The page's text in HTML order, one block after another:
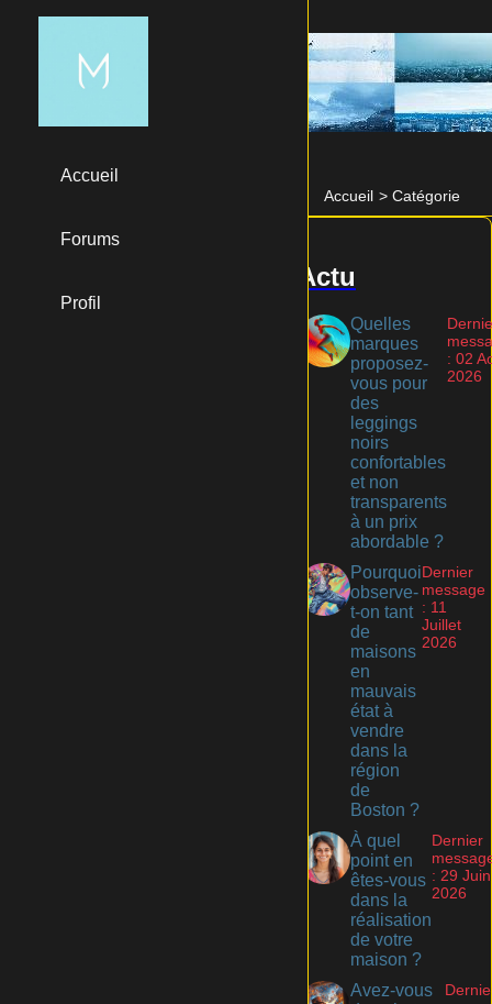
Accueil > Catégorie
Accueil
Forums
Profil
Actu
Quelles
marques
proposez-
vous pour
des
leggings
noirs
confortables
et non
transparents
à un prix
abordable ?
: 02
2026
Pourquoi
observe-
t-on tant
de
maisons
en
mauvais
état à
vendre
dans la
région
de
Boston ?
Dernier
message
: 11
Juillet
2026
À quel
point en
êtes-vous
dans la
réalisation
de votre
maison ?
Dernier
: 29 Juin
2026
Avez-vous